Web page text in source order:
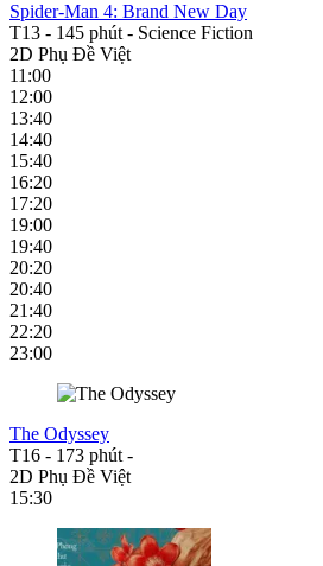
Spider-Man 4: Brand New Day
T13 - 145 phút - Science Fiction
2D Phụ Đề Việt
11:00
12:00
13:40
14:40
15:40
16:20
17:20
19:00
19:40
20:20
20:40
21:40
22:20
23:00
The Odyssey
T16 - 173 phút -
2D Phụ Đề Việt
15:30